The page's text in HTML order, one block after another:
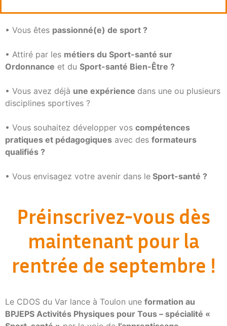
• Vous êtes passionné(e) de sport ?
• Attiré par les métiers du Sport-santé sur
Ordonnance et du Sport-santé Bien-Être ?
• Vous avez déjà une expérience dans une ou plusieurs
disciplines sportives ?
• Vous souhaitez développer vos compétences
pratiques et pédagogiques avec des formateurs
qualifiés ?
• Vous envisagez votre avenir dans le Sport-santé ?
Préinscrivez-vous dès
maintenant pour la
rentrée de septembre !
Le CDOS du Var lance à Toulon une formation au
BPJEPS Activités Physiques pour Tous – spécialité «